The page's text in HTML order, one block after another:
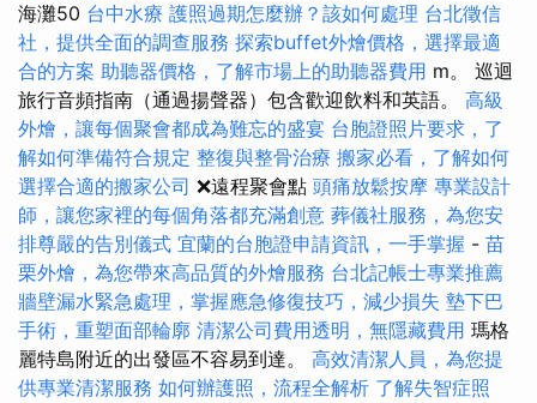
海灘50 台中水療 護照過期怎麼辦？該如何處理 台北徵信
社，提供全面的調查服務 探索buffet外燴價格，選擇最適
合的方案 助聽器價格，了解市場上的助聽器費用 m。 巡迴
旅行音頻指南（通過揚聲器）包含歡迎飲料和英語。 高級
外燴，讓每個聚會都成為難忘的盛宴 台胞證照片要求，了
解如何準備符合規定 整復與整骨治療 搬家必看，了解如何
選擇合適的搬家公司 ❌遠程聚會點 頭痛放鬆按摩 專業設計
師，讓您家裡的每個角落都充滿創意 葬儀社服務，為您安
排尊嚴的告別儀式 宜蘭的台胞證申請資訊，一手掌握 - 苗
栗外燴，為您帶來高品質的外燴服務 台北記帳士專業推薦
牆壁漏水緊急處理，掌握應急修復技巧，減少損失 墊下巴
手術，重塑面部輪廓 清潔公司費用透明，無隱藏費用 瑪格
麗特島附近的出發區不容易到達。 高效清潔人員，為您提
供專業清潔服務 如何辦護照，流程全解析 了解失智症照